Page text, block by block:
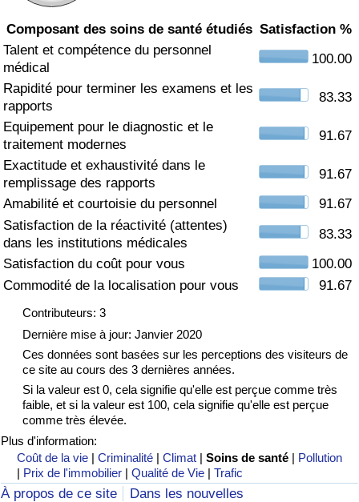
Composant des soins de santé étudiés Satisfaction %
Talent et compétence du personnel
médical
100.00
Rapidité pour terminer les examens et les
rapports
83.33
Equipement pour le diagnostic et le
traitement modernes
91.67
Exactitude et exhaustivité dans le
remplissage des rapports
91.67
Amabilité et courtoisie du personnel
91.67
Satisfaction de la réactivité (attentes)
dans les institutions médicales
83.33
Satisfaction du coût pour vous
100.00
Commodité de la localisation pour vous
91.67
Contributeurs: 3
Dernière mise à jour: Janvier 2020
Ces données sont basées sur les perceptions des visiteurs de
ce site au cours des 3 dernières années.
Si la valeur est 0, cela signifie qu'elle est perçue comme très
faible, et si la valeur est 100, cela signifie qu'elle est perçue
comme très élevée.
Plus d'information:
Coût de la vie |Criminalité |Climat |Soins de santé | Pollution
| Prix de l'immobilier |Qualité de Vie |Trafic
À propos de ce site Dans les nouvelles
à Akaba
Criminalité
Indice de Criminalité (Actuel)
Indice de Criminalité
Indice de criminalité par pays
Soins de santé
Indice des soins de santé (Actuel)
Indice des soins de santé par Pays
Pollution
Indice de Pollution (Actuel)
Indice de pollution
Indice de Pollution par Pays
Trafic